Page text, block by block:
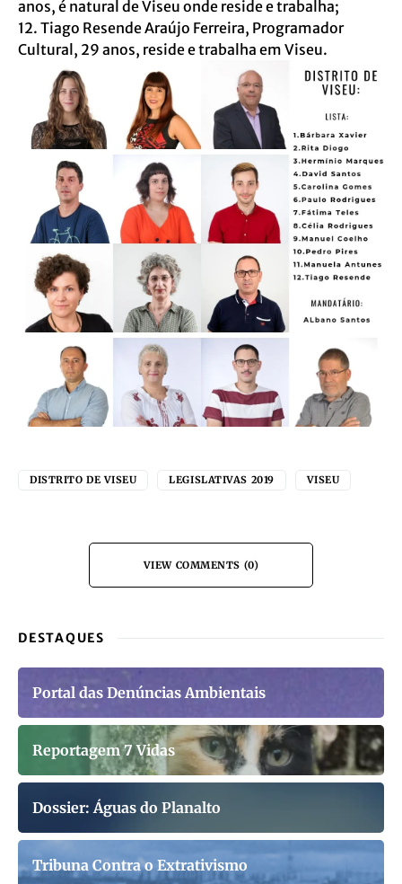
anos, é natural de Viseu onde reside e trabalha;
12. Tiago Resende Araújo Ferreira, Programador
Cultural, 29 anos, reside e trabalha em Viseu.
DISTRITO DE VISEU LEGISLATIVAS 2019 VISEU
VIEW COMMENTS (0)
DESTAQUES
Portal das Denúncias Ambientais
Reportagem 7 Vidas
Dossier: Águas do Planalto
Tribuna Contra o Extrativismo